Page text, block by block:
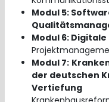
Modul 5:
Modul 6:
Modul 7:
der deutschen
Vertiefung